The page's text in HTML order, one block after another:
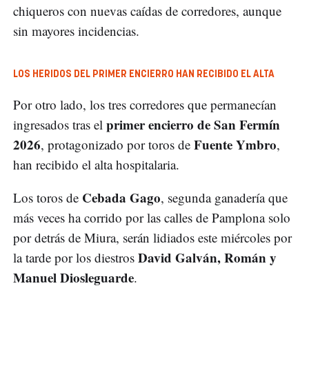
chiqueros con nuevas caídas de corredores, aunque
sin mayores incidencias.
LOS HERIDOS DEL PRIMER ENCIERRO HAN RECIBIDO EL ALTA
Por otro lado, los tres corredores que permanecían
ingresados tras el primer encierro de San Fermín
2026, protagonizado por toros de Fuente Ymbro,
han recibido el alta hospitalaria.
Los toros de Cebada Gago, segunda ganadería que
más veces ha corrido por las calles de Pamplona solo
por detrás de Miura, serán lidiados este miércoles por
la tarde por los diestros David Galván, Román y
Manuel Diosleguarde.